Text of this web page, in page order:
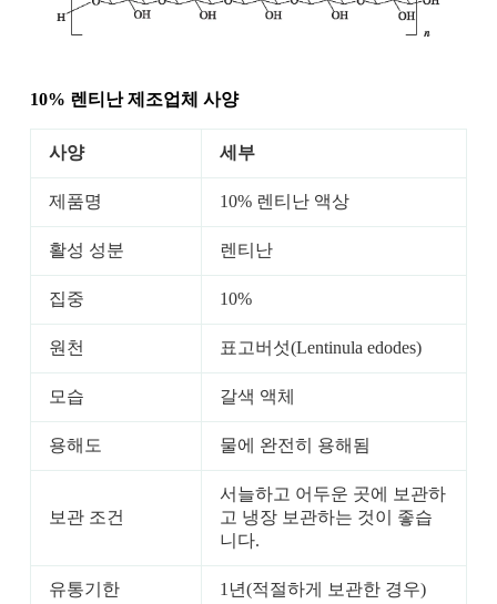
10% 렌티난제조업체 사양
사양 세부
제품명 10% 렌티난 액상
활성 성분 렌티난
집중 10%
원천 표고버섯(Lentinula edodes)
모습 갈색 액체
용해도 물에 완전히 용해됨
보관 조건
서늘하고 어두운 곳에 보관하
고 냉장 보관하는 것이 좋습
니다.
유통기한 1년(적절하게 보관한 경우)